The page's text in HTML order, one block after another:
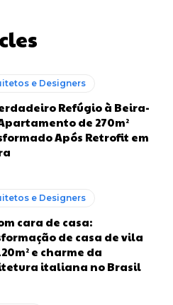
e Designers
Refúgio à Beira-
de 270m²
Após Retrofit em
e Designers
cara de casa:
de casa de vila
e charme da
italiana no Brasil